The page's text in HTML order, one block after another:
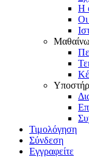
Η
Οι
Μαθαίνω
Τιμολόγηση
Σύνδεση
Εγγραφείτε